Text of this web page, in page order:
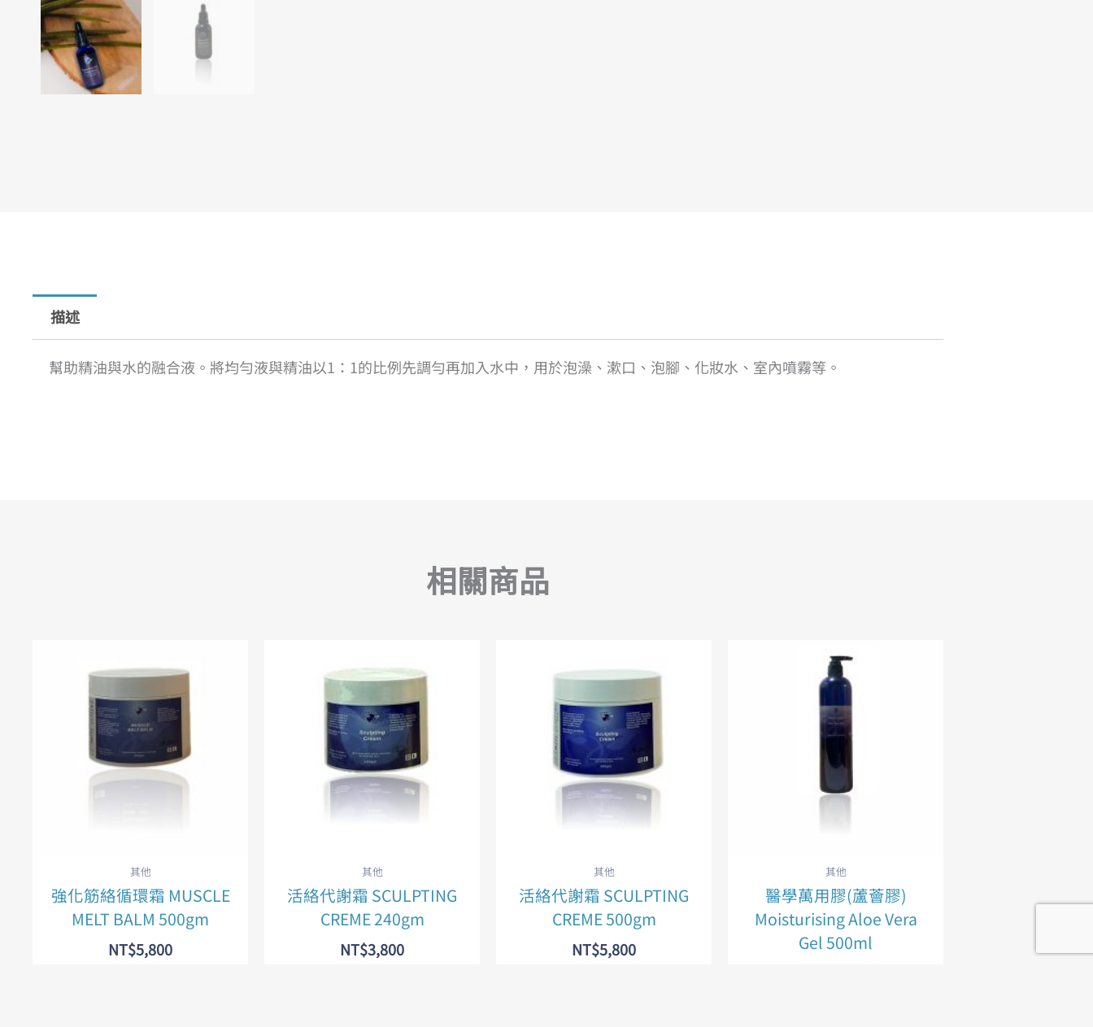
描述
幫助精油與水的融合液。將均勻液與精油以1：1的比例先調勻再加入水中，用於泡澡、漱口、泡腳、化妝水、室內噴霧等。
相關商品
其他
強化筋絡循環霜 MUSCLE
MELT BALM 500gm
NT$5,800
其他
活絡代謝霜 SCULPTING
CREME 240gm
NT$3,800
其他
活絡代謝霜 SCULPTING
CREME 500gm
NT$5,800
其他
醫學萬用膠(蘆薈膠)
Moisturising Aloe Vera
Gel 500ml